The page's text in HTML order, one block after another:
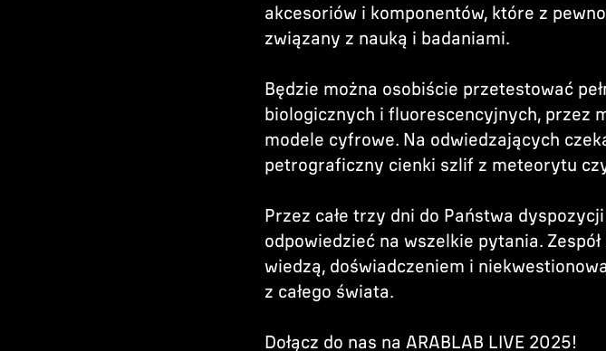
akcesoriów i komponentów, które z
związany z nauką i badaniami.
Będzie można osobiście przetestować
biologicznych i fluorescencyjnych, przez
modele cyfrowe. Na odwiedzających
petrograficzny cienki szlif z meteorytu
Przez całe trzy dni do Państwa
odpowiedzieć na wszelkie pytania.
wiedzą, doświadczeniem i
z całego świata.
Dołącz do nas na ARABLAB LIVE 2025!